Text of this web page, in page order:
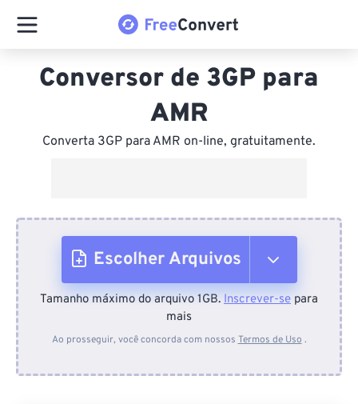
Conversor de 3GP para
AMR
Converta 3GP para AMR on-line, gratuitamente.
Escolher Arquivos
Do dispositivo
Tamanho máximo do arquivo 1GB. Inscrever-se para
mais
Ao prosseguir, você concorda com nossos Termos de Uso .